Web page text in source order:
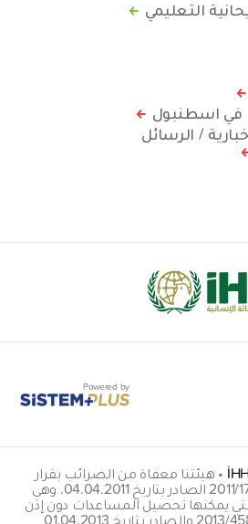
التعليمي
في اسطنبول
/ الرسائل
Powered by
• هيئتنا معفاة من الضرائب بقرار
مجلس الوزراء رقم 2011/1799 الصادر بتاريخ 04.04.2011. وهي
يمكنها تحصيل المساعدات دون إذن